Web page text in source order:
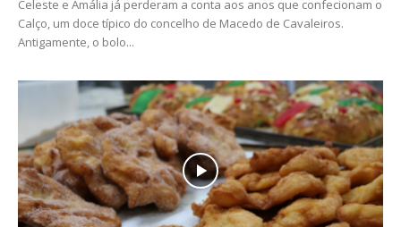
Celeste e Amália já perderam a conta aos anos que confecionam o
Calço, um doce típico do concelho de Macedo de Cavaleiros.
Antigamente, o bolo...